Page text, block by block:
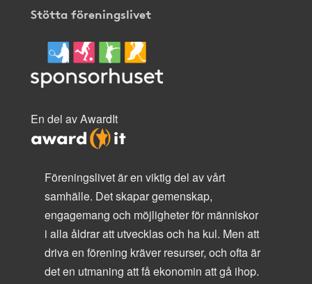
Stötta föreningslivet
En del av AwardIt
Föreningslivet är en viktig del av vårt
samhälle. Det skapar gemenskap,
engagemang och möjligheter för människor
i alla åldrar att utvecklas och ha kul. Men att
driva en förening kräver resurser, och ofta är
det en utmaning att få ekonomin att gå ihop.